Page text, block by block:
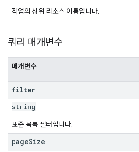
작업의 상위 리소스 이름입니다.
쿼리 매개변수
매개변수
filter
string
표준 목록 필터입니다.
pageSize